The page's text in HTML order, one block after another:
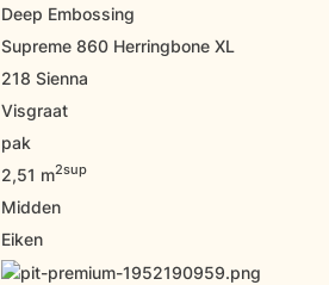
Deep Embossing
Supreme 860 Herringbone XL
218 Sienna
Visgraat
pak
2,51 m2sup
Midden
Eiken